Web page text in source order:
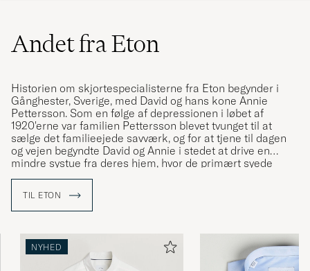
Andet fra Eton
Historien om skjortespecialisterne fra Eton begynder i
Gånghester, Sverige, med David og hans kone Annie
Pettersson. Som en følge af depressionen i løbet af
1920'erne var familien Pettersson blevet tvunget til at
sælge det familieejede savværk, og for at tjene til dagen
og vejen begyndte David og Annie i stedet at drive en
mindre systue fra deres hjem, hvor de primært syede
skjorter. Som tiden gik begyndte den lille systue at vokse
sprede sig til mere end lokalsamfundet, fik virksomheden
navnet "Skjortfabriken Special". Efter en rejse til
herefter ”The Eton Shirt”. Skjorten blev så populær at man
i løbet af 1950'erne valgte ”Eton” som virksomhedens nye
navn, hvilket de har holdt fast i siden da.
TIL ETON
NYHED